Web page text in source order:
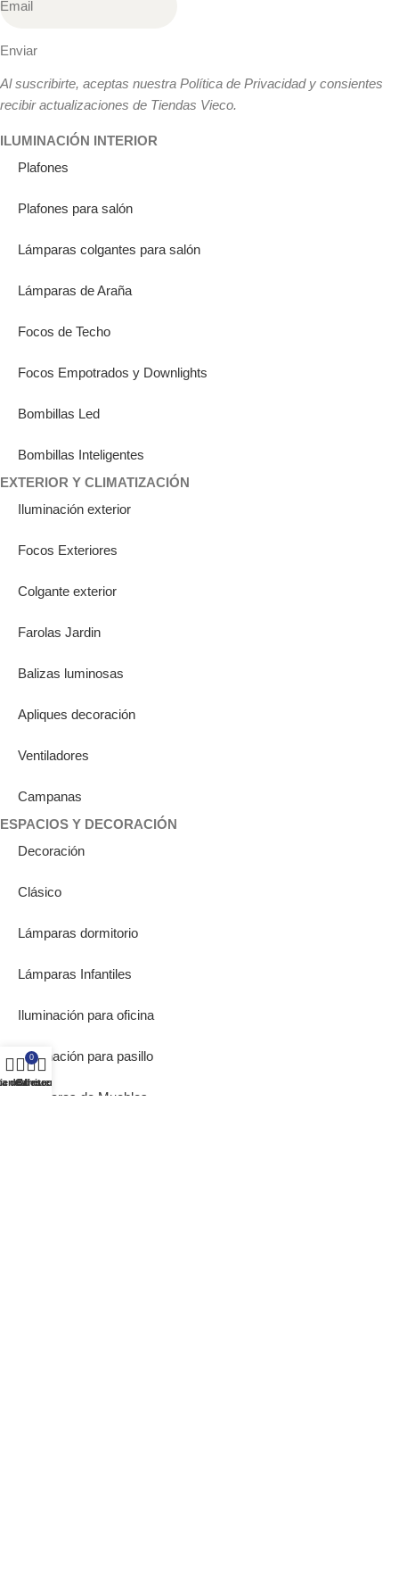
Enviar
Al suscribirte, aceptas nuestra Política de Privacidad y consientes
recibir actualizaciones de Tiendas Vieco.
ILUMINACIÓN INTERIOR
Plafones
Plafones para salón
Lámparas colgantes para salón
Lámparas de Araña
Focos de Techo
Focos Empotrados y Downlights
Bombillas Led
Bombillas Inteligentes
EXTERIOR Y CLIMATIZACIÓN
Iluminación exterior
Focos Exteriores
Colgante exterior
Farolas Jardin
Balizas luminosas
Apliques decoración
Ventiladores
Campanas
ESPACIOS Y DECORACIÓN
Decoración
Clásico
Lámparas dormitorio
Lámparas Infantiles
Iluminación para oficina
Iluminación para pasillo
Lámparas de Muebles
de deseos
0
Carrito
Mi cuenta